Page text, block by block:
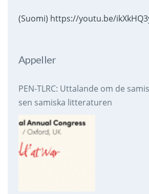
(Suomi) https://youtu.be/
Appeller
PEN-TLRC: Uttalande om de
sen samiska litteraturen